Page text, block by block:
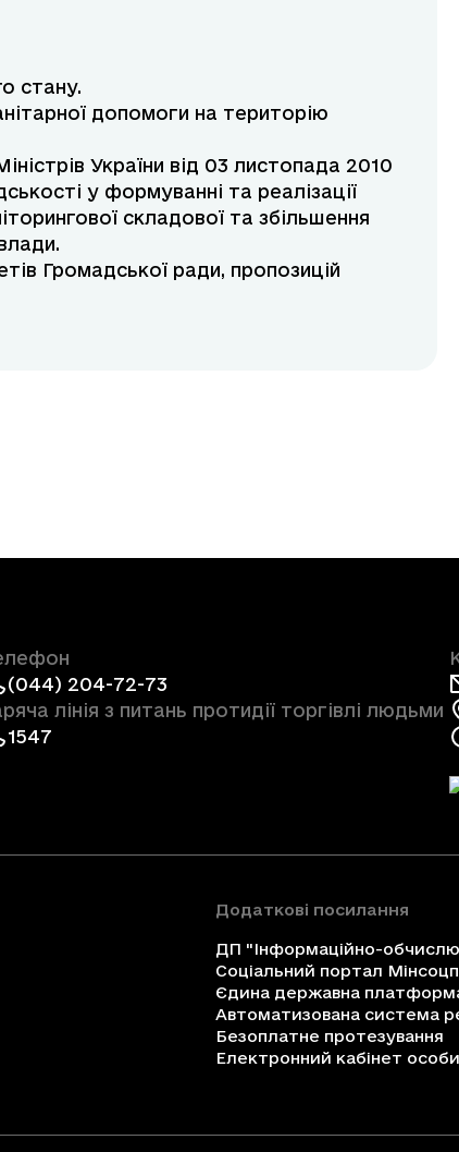
стану.
допомоги на територію
України від 03 листопада 2010
у формуванні та реалізації
складової та збільшення
Громадської ради, пропозицій
(044) 204-72-73
лінія з питань протидії торгівлі людьми
1547
Додаткові посилання
ДП "Інформаційно-
Соціальний портал
Єдина державна
Автоматизована система
Безоплатне протезування
Електронний кабінет особи